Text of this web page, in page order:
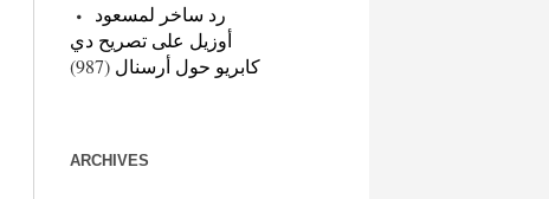
رد ساخر لمسعود
أوزيل على تصريح دي
كابريو حول أرسنال (987)
ARCHIVES